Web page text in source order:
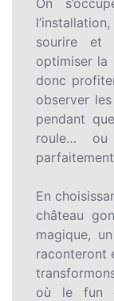
On
sourire et
optimiser la
donc
observer
pendant
roule…
En
château
magique,
raconteront
où le fun